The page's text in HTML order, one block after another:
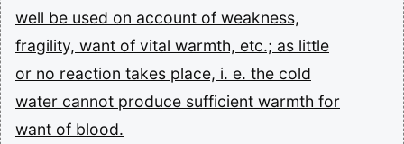
well be used on account of weakness,
fragility, want of vital warmth, etc.; as little
or no reaction takes place, i. e. the cold
water cannot produce sufficient warmth for
want of blood.